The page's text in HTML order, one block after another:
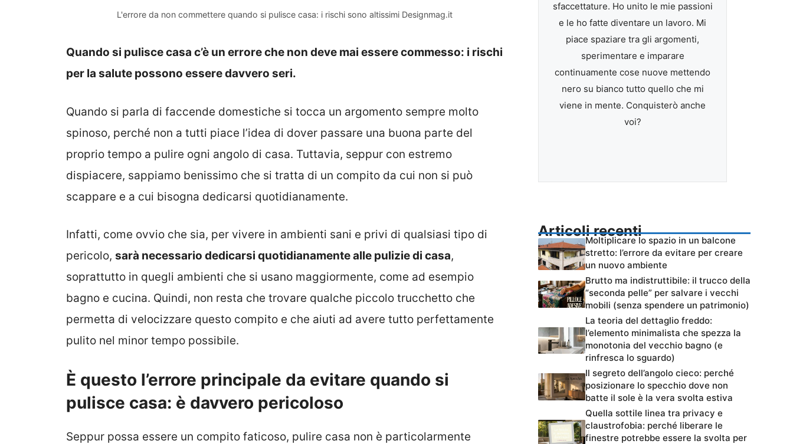
L'errore da non commettere quando si pulisce casa: i rischi sono altissimi Designmag.it
Quando si pulisce casa c’è un errore che non deve mai essere commesso: i rischi
per la salute possono essere davvero seri.
Quando si parla di faccende domestiche si tocca un argomento sempre molto
spinoso, perché non a tutti piace l’idea di dover passare una buona parte del
proprio tempo a pulire ogni angolo di casa. Tuttavia, seppur con estremo
dispiacere, sappiamo benissimo che si tratta di un compito da cui non si può
scappare e a cui bisogna dedicarsi quotidianamente.
Infatti, come ovvio che sia, per vivere in ambienti sani e privi di qualsiasi tipo di
pericolo, sarà necessario dedicarsi quotidianamente alle pulizie di casa,
soprattutto in quegli ambienti che si usano maggiormente, come ad esempio
bagno e cucina. Quindi, non resta che trovare qualche piccolo trucchetto che
permetta di velocizzare questo compito e che aiuti ad avere tutto perfettamente
pulito nel minor tempo possibile.
È questo l’errore principale da evitare quando si
pulisce casa: è davvero pericoloso
Seppur possa essere un compito faticoso, pulire casa non è particolarmente
sfaccettature. Ho unito le mie passioni
e le ho fatte diventare un lavoro. Mi
piace spaziare tra gli argomenti,
sperimentare e imparare
continuamente cose nuove mettendo
nero su bianco tutto quello che mi
viene in mente. Conquisterò anche
voi?
Articoli recenti
Moltiplicare lo spazio in un balcone
stretto: l’errore da evitare per creare
un nuovo ambiente
Brutto ma indistruttibile: il trucco della
“seconda pelle” per salvare i vecchi
mobili (senza spendere un patrimonio)
La teoria del dettaglio freddo:
l’elemento minimalista che spezza la
monotonia del vecchio bagno (e
rinfresca lo sguardo)
Il segreto dell’angolo cieco: perché
posizionare lo specchio dove non
batte il sole è la vera svolta estiva
Quella sottile linea tra privacy e
claustrofobia: perché liberare le
finestre potrebbe essere la svolta per